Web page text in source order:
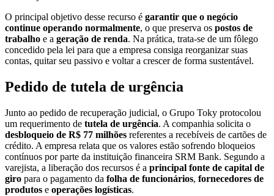
O principal objetivo desse recurso é garantir que o negócio
continue operando normalmente, o que preserva os postos de
trabalho e a geração de renda. Na prática, trata-se de um fôlego
concedido pela lei para que a empresa consiga reorganizar suas
contas, quitar seu passivo e voltar a crescer de forma sustentável.
Pedido de tutela de urgência
Junto ao pedido de recuperação judicial, o Grupo Toky protocolou
um requerimento de tutela de urgência. A companhia solicita o
desbloqueio de R$ 77 milhões referentes a recebíveis de cartões de
crédito. A empresa relata que os valores estão sofrendo bloqueios
contínuos por parte da instituição financeira SRM Bank. Segundo a
varejista, a liberação dos recursos é a principal fonte de capital de
giro para o pagamento da folha de funcionários, fornecedores de
produtos e operações logísticas.